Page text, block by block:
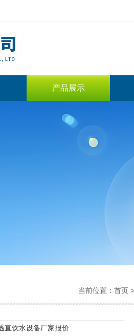
产品展示
当前位置： 首页 >